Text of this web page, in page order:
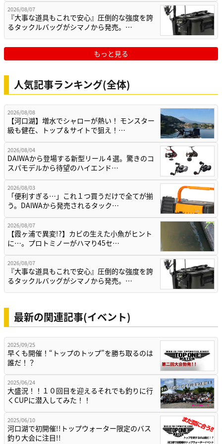
2026/08/07
『大事な道具もこれで安心』圧倒的な強度を誇
るタックルバッグがシマノから発売。…
もっと見る
人気記事ランキング(全体)
2026/08/08
【河口湖】増水でシャローが熱い！ モンスター
級も健在、トップ＆サイトで狙え！…
2026/08/04
DAIWAから登場する新型リール４選。驚きのコ
スパモデルから待望のハイエンド…
2026/08/03
「便利すぎる…」これ１つ買うだけで全てが揃
う。DAIWAから発売されるタック…
2026/08/07
【霞ヶ浦で異変!?】カビの生えた小魚がヒント
に…。プロトミノーがハマり45セ…
2026/08/07
『大事な道具もこれで安心』圧倒的な強度を誇
るタックルバッグがシマノから発売。…
最新の関連記事(イベント)
2025/09/25
早くも開催！“トップのトップ”を勝ち取るのは
誰だ！？
2025/06/24
大盛況！！１０回目を迎えるそれでも釣りに行
くCUPに潜入してみた！！
2025/06/10
河口湖で初開催!!トップウォーター限定のバス
釣り大会に注目!!